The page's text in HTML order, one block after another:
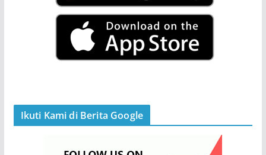
Ikuti Kami di Berita Google